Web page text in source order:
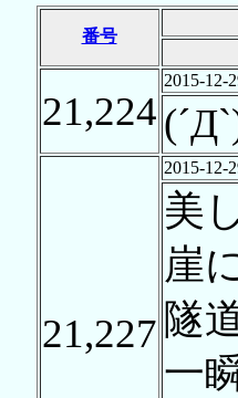
番号
21,224
2015-12-
21,227
2015-12-
美
崖
隧
一